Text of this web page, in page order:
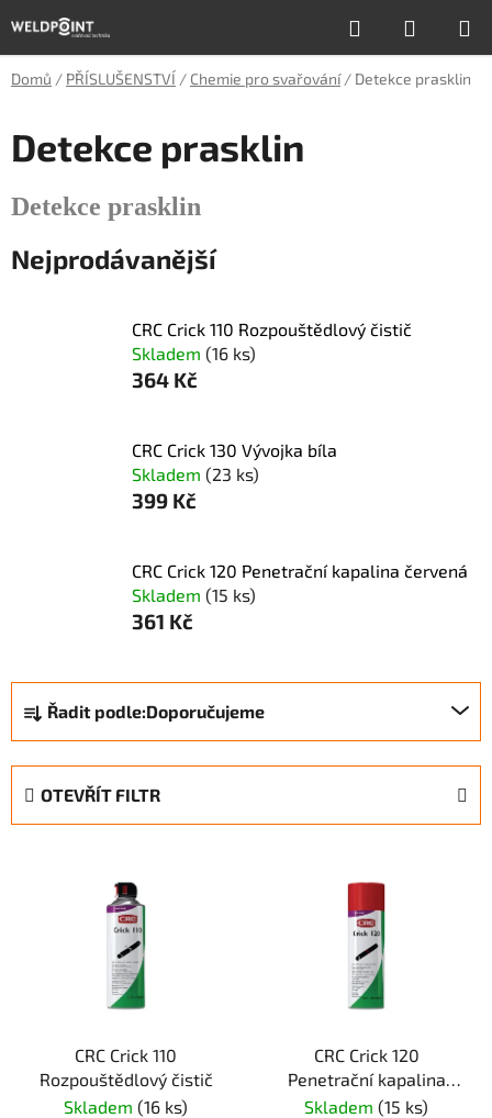
na
obsah
Hledat
KOŠÍK
Domů / PŘÍSLUŠENSTVÍ / Chemie pro svařování / Detekce prasklin
Detekce prasklin
Detekce prasklin
Nejprodávanější
CRC Crick 110 Rozpouštědlový čistič
Skladem (16 ks)
364 Kč
CRC Crick 130 Vývojka bíla
Skladem (23 ks)
399 Kč
CRC Crick 120 Penetrační kapalina červená
Skladem (15 ks)
361 Kč
Ř
a
z
Řadit podle:Doporučujeme
OTEVŘÍT FILTR
CRC Crick 110
Rozpouštědlový čistič
Skladem (16 ks)
CRC Crick 120
Penetrační kapalina
červená
Skladem (15 ks)